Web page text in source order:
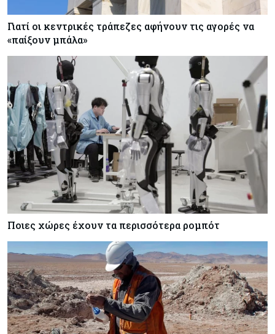
Γιατί οι κεντρικές τράπεζες αφήνουν τις αγορές να
«παίξουν μπάλα»
Ποιες χώρες έχουν τα περισσότερα ρομπότ